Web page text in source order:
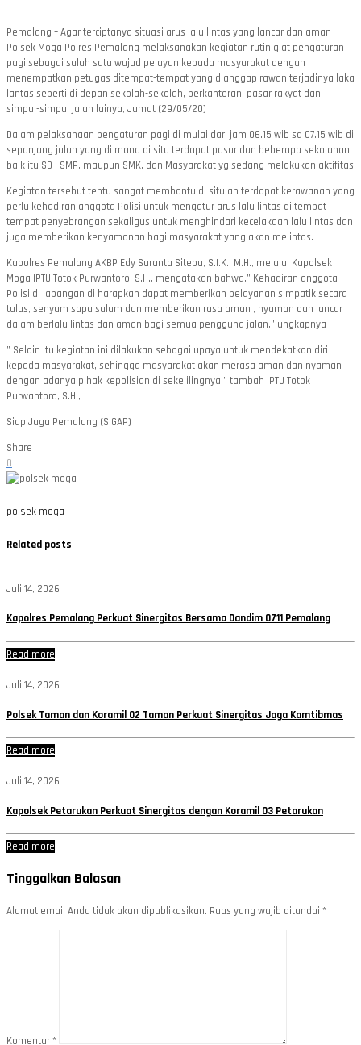
Pemalang – Agar terciptanya situasi arus lalu lintas yang lancar dan aman
Polsek Moga Polres Pemalang melaksanakan kegiatan rutin giat pengaturan
pagi sebagai salah satu wujud pelayan kepada masyarakat dengan
menempatkan petugas ditempat-tempat yang dianggap rawan terjadinya laka
lantas seperti di depan sekolah-sekolah, perkantoran, pasar rakyat dan
simpul-simpul jalan lainya, Jumat (29/05/20)
Dalam pelaksanaan pengaturan pagi di mulai dari jam 06.15 wib sd 07.15 wib di
sepanjang jalan yang di mana di situ terdapat pasar dan beberapa sekolahan
baik itu SD , SMP, maupun SMK, dan Masyarakat yg sedang melakukan aktifitas
Kegiatan tersebut tentu sangat membantu di situlah terdapat kerawanan yang
perlu kehadiran anggota Polisi untuk mengatur arus lalu lintas di tempat
tempat penyebrangan sekaligus untuk menghindari kecelakaan lalu lintas dan
juga memberikan kenyamanan bagi masyarakat yang akan melintas.
Kapolres Pemalang AKBP Edy Suranta Sitepu, S.I.K., M.H., melalui Kapolsek
Moga IPTU Totok Purwantoro, S.H., mengatakan bahwa,” Kehadiran anggota
Polisi di lapangan di harapkan dapat memberikan pelayanan simpatik secara
tulus, senyum sapa salam dan memberikan rasa aman , nyaman dan lancar
dalam berlalu lintas dan aman bagi semua pengguna jalan,” ungkapnya
” Selain itu kegiatan ini dilakukan sebagai upaya untuk mendekatkan diri
kepada masyarakat, sehingga masyarakat akan merasa aman dan nyaman
dengan adanya pihak kepolisian di sekelilingnya,” tambah IPTU Totok
Purwantoro, S.H.,
Siap Jaga Pemalang (SIGAP)
Share
0
polsek moga
Related posts
Juli 14, 2026
Kapolres Pemalang Perkuat Sinergitas Bersama Dandim 0711 Pemalang
Read more
Juli 14, 2026
Polsek Taman dan Koramil 02 Taman Perkuat Sinergitas Jaga Kamtibmas
Read more
Juli 14, 2026
Kapolsek Petarukan Perkuat Sinergitas dengan Koramil 03 Petarukan
Read more
Tinggalkan Balasan
Alamat email Anda tidak akan dipublikasikan. Ruas yang wajib ditandai *
Komentar*